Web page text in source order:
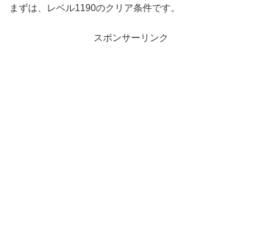
まずは、レベル1190のクリア条件です。
スポンサーリンク